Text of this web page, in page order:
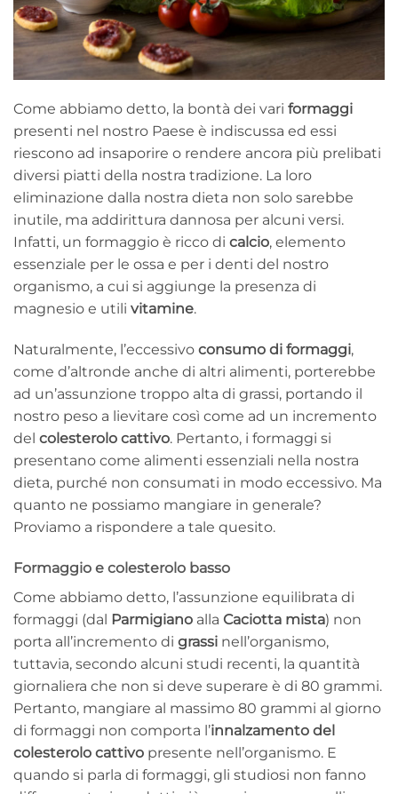
Come abbiamo detto, la bontà dei vari formaggi
presenti nel nostro Paese è indiscussa ed essi
riescono ad insaporire o rendere ancora più prelibati
diversi piatti della nostra tradizione. La loro
eliminazione dalla nostra dieta non solo sarebbe
inutile, ma addirittura dannosa per alcuni versi.
Infatti, un formaggio è ricco di calcio, elemento
essenziale per le ossa e per i denti del nostro
organismo, a cui si aggiunge la presenza di
magnesio e utili vitamine.
Naturalmente, l’eccessivo consumo di formaggi,
come d’altronde anche di altri alimenti, porterebbe
ad un’assunzione troppo alta di grassi, portando il
nostro peso a lievitare così come ad un incremento
del colesterolo cattivo. Pertanto, i formaggi si
presentano come alimenti essenziali nella nostra
dieta, purché non consumati in modo eccessivo. Ma
quanto ne possiamo mangiare in generale?
Proviamo a rispondere a tale quesito.
Formaggio e colesterolo basso
Come abbiamo detto, l’assunzione equilibrata di
formaggi (dal Parmigiano alla Caciotta mista) non
porta all’incremento di grassi nell’organismo,
tuttavia, secondo alcuni studi recenti, la quantità
giornaliera che non si deve superare è di 80 grammi.
Pertanto, mangiare al massimo 80 grammi al giorno
di formaggi non comporta l’innalzamento del
colesterolo cattivo presente nell’organismo. E
quando si parla di formaggi, gli studiosi non fanno